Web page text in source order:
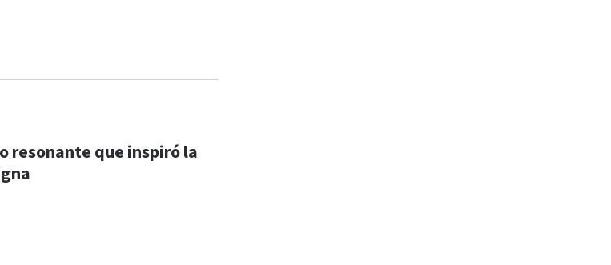
resonante que inspiró la